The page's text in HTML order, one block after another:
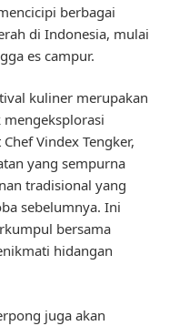
berbagai
di Indonesia, mulai
es campur.
kuliner merupakan
Vindex Tengker,
yang sempurna
tradisional yang
sebelumnya. Ini
bersama
hidangan
juga akan